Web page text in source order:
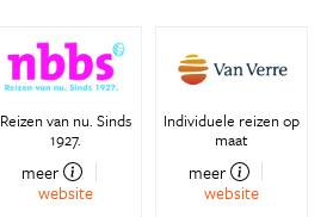
Reizen van nu. Sinds
1927.
meer
website
Individuele reizen op
maat
meer
website